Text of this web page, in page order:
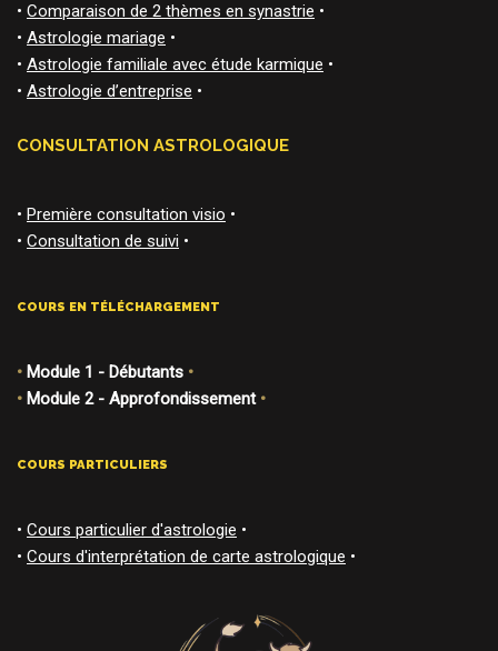
• Comparaison de 2 thèmes en synastrie •
• Astrologie mariage •
• Astrologie familiale avec étude karmique •
• Astrologie d’entreprise •
CONSULTATION ASTROLOGIQUE
• Première consultation visio •
• Consultation de suivi •
COURS EN TÉLÉCHARGEMENT
• Module 1 - Débutants •
• Module 2 - Approfondissement•
COURS PARTICULIERS
• Cours particulier d'astrologie •
• Cours d'interprétation de carte astrologique •